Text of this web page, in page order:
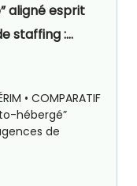
aligné esprit
staffing :
• COMPARATIF
hébergé”
de